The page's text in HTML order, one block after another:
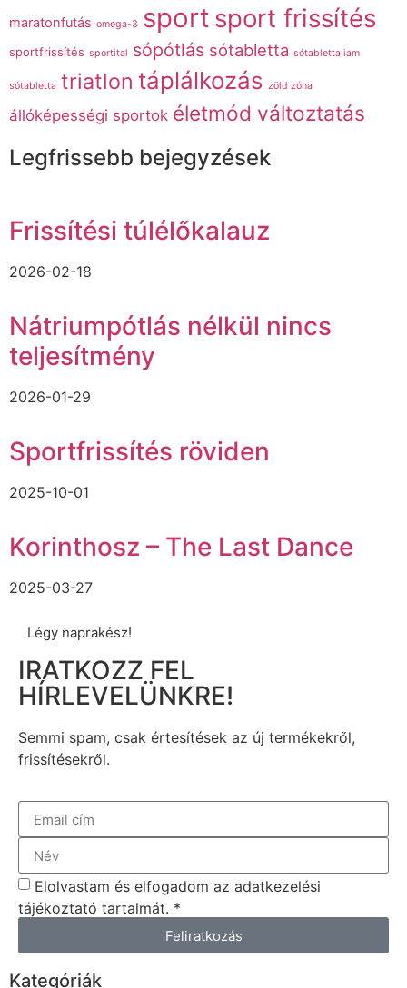
maratonfutás omega-3 sport sport frissítés
sportfrissítés sportital sópótlás sótabletta sótabletta iam
sótabletta triatlon táplálkozás zöld zóna
állóképességi sportok életmód változtatás
Legfrissebb bejegyzések
Frissítési túlélőkalauz
2026-02-18
Nátriumpótlás nélkül nincs
teljesítmény
2026-01-29
Sportfrissítés röviden
2025-10-01
Korinthosz – The Last Dance
2025-03-27
Légy naprakész!
IRATKOZZ FEL
HÍRLEVELÜNKRE!
Semmi spam, csak értesítések az új termékekről,
frissítésekről.
Elolvastam és elfogadom az adatkezelési
tájékoztató tartalmát. *
Feliratkozás
Kategóriák